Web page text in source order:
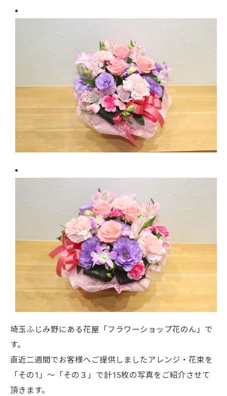
埼玉ふじみ野にある花屋「フラワーショップ花のん」で
す。
直近二週間でお客様へご提供しましたアレンジ・花束を
「その1」～「その３」で計15枚の写真をご紹介させて
頂きます。